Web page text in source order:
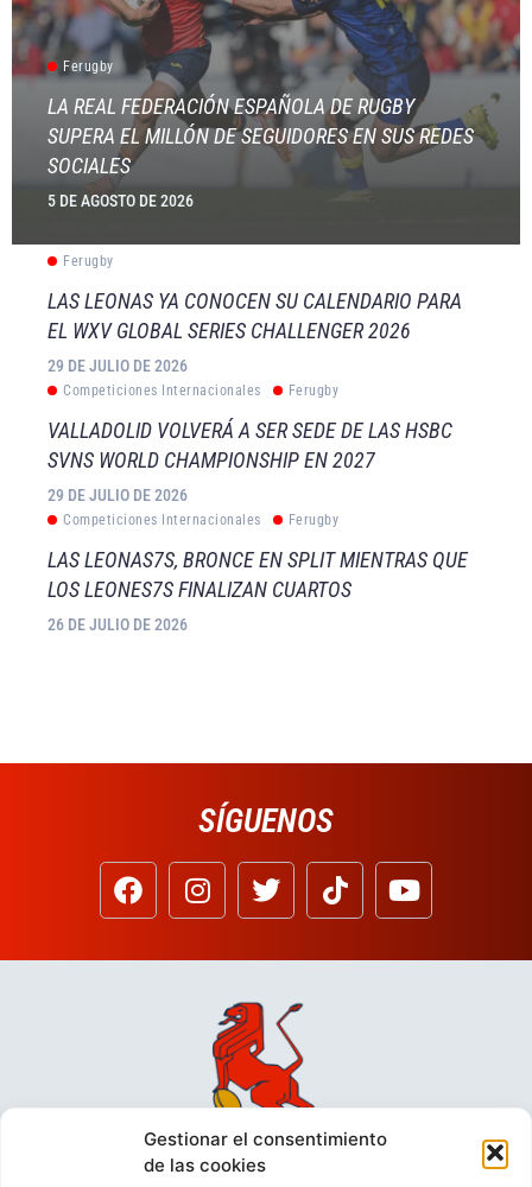
Gestionar el consentimiento
de las cookies
Ferugby
LA REAL FEDERACIÓN ESPAÑOLA DE RUGBY
SUPERA EL MILLÓN DE SEGUIDORES EN SUS REDES
SOCIALES
5 DE AGOSTO DE 2026
Ferugby
LAS LEONAS YA CONOCEN SU CALENDARIO PARA
EL WXV GLOBAL SERIES CHALLENGER 2026
29 DE JULIO DE 2026
Competiciones Internacionales Ferugby
VALLADOLID VOLVERÁ A SER SEDE DE LAS HSBC
SVNS WORLD CHAMPIONSHIP EN 2027
29 DE JULIO DE 2026
Competiciones Internacionales Ferugby
LAS LEONAS7S, BRONCE EN SPLIT MIENTRAS QUE
LOS LEONES7S FINALIZAN CUARTOS
26 DE JULIO DE 2026
SÍGUENOS